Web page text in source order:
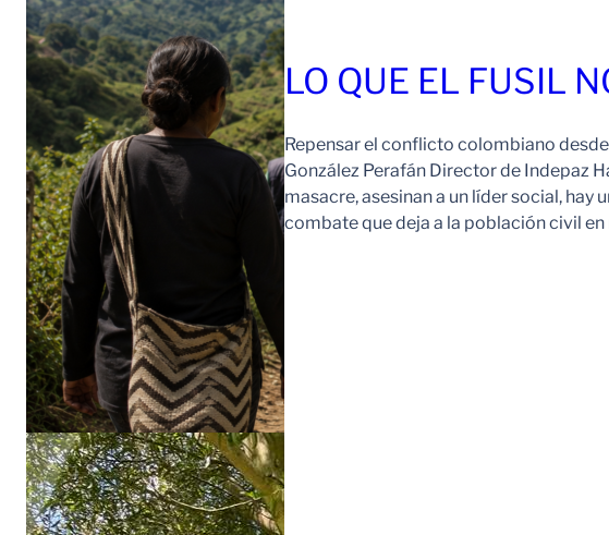
LO QUE EL FUSIL
Repensar el conflicto colombiano
González Perafán Director de Indepaz
masacre, asesinan a un líder social,
combate que deja a la población civil